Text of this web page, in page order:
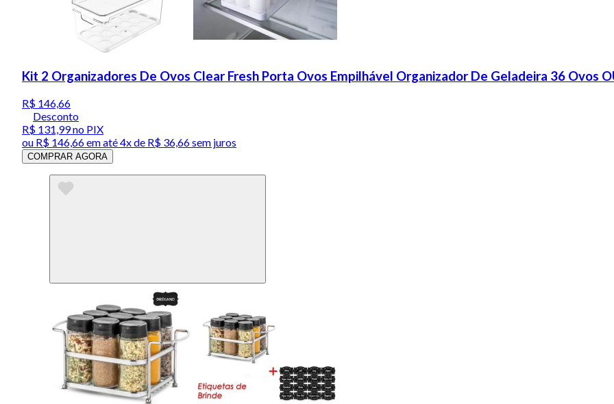
Kit 2 Organizadores De Ovos Clear Fresh Porta Ovos Empilhável Organizador De Geladeira 36 Ovos
R$ 146,66
Desconto
R$ 131,99no PIX
ou R$ 146,66em até4x de R$ 36,66 sem juros
COMPRAR AGORA